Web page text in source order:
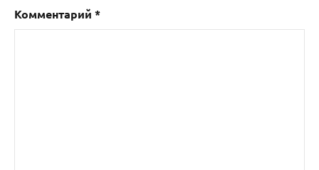
Комментарий *